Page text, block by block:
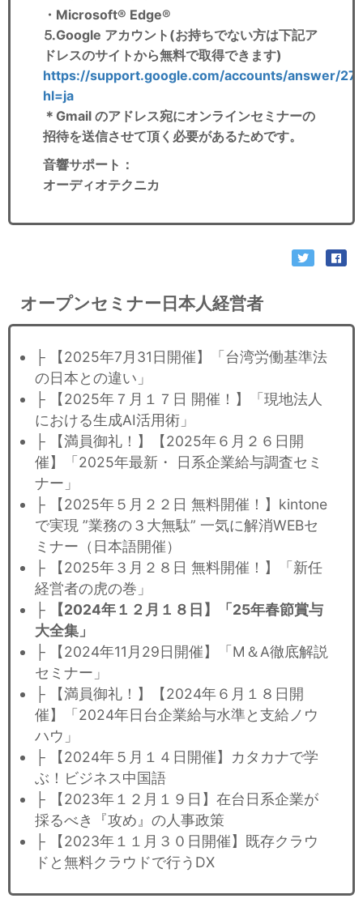
・Microsoft® Edge®
⒌Google アカウント(お持ちでない方は下記ア
ドレスのサイトから無料で取得できます)
https://support.google.com/accounts/answer/
hl=ja
＊Gmail のアドレス宛にオンラインセミナーの
招待を送信させて頂く必要があるためです。
音響サポート ：
オーディオテクニカ
オープンセミナー日本人経営者
├ 【2025年7月31日開催】「台湾労働基準法
の日本との違い」
├ 【2025年７月１７日 開催！】「現地法人
における生成AI活用術」
├ 【満員御礼！】【2025年６月２６日開
催】「2025年最新・ 日系企業給与調査セミ
ナー」
├ 【2025年５月２２日 無料開催！】kintone
で実現 ”業務の３大無駄” 一気に解消WEBセ
ミナー（日本語開催）
├ 【2025年３月２８日 無料開催！】「新任
経営者の虎の巻」
├
【2024年１２月１８日】「25年春節賞与
大全集」
├ 【2024年11月29日開催】「M＆A徹底解説
セミナー」
├ 【満員御礼！】【2024年６月１８日開
催】「2024年日台企業給与水準と支給ノウ
ハウ」
├ 【2024年５月１４日開催】カタカナで学
ぶ！ビジネス中国語
├ 【2023年１２月１９日】在台日系企業が
採るべき『攻め』の人事政策
├ 【2023年１１月３０日開催】既存クラウ
ドと無料クラウドで行うDX